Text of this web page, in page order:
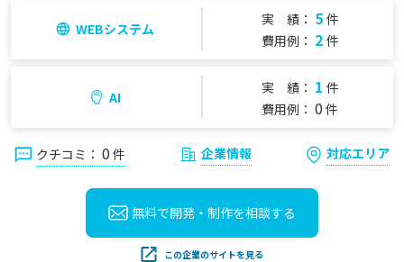
WEBシステム
実 績： 5 件
費用例： 2 件
AI
実 績： 1 件
費用例： 0 件
クチコミ： 0 件 企業情報 対応エリア
無料で開発・制作を相談する
この企業のサイトを見る